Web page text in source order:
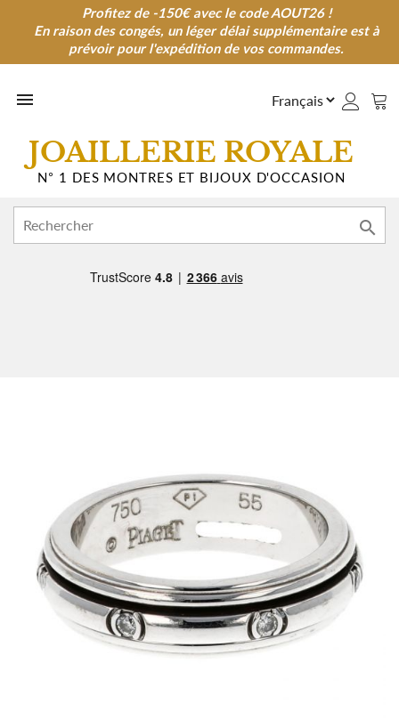
Profitez de -150€ avec le code AOUT26 !
En raison des congés, un léger délai supplémentaire est à
prévoir pour l'expédition de vos commandes.
Profitez de -150€ avec le code AOUT26 !
En raison des congés, un léger délai supplémentaire est à
prévoir pour l'expédition de vos commandes.

JOAILLERIE ROYALE
N° 1 DES MONTRES ET BIJOUX D'OCCASION
